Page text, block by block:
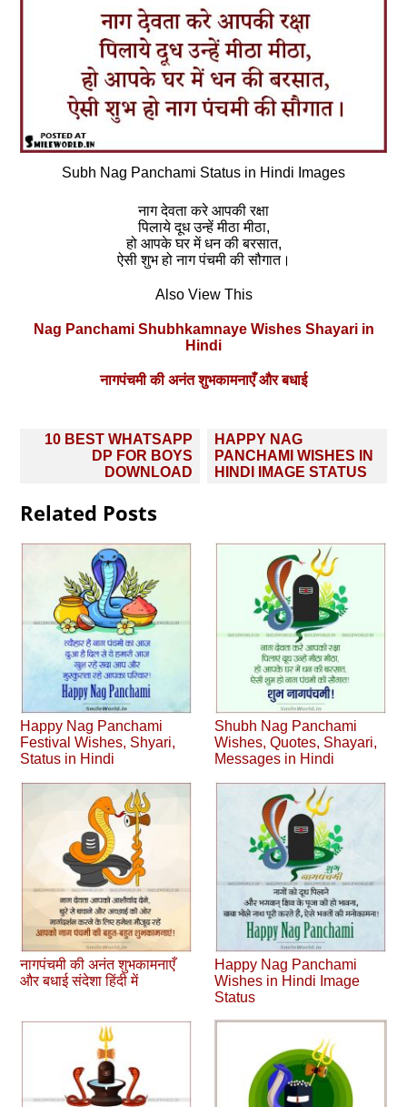
Subh Nag Panchami Status in Hindi Images
नाग देवता करे आपकी रक्षा
पिलाये दूध उन्हें मीठा मीठा,
हो आपके घर में धन की बरसात,
ऐसी शुभ हो नाग पंचमी की सौगात।
Also View This
Nag Panchami Shubhkamnaye Wishes Shayari in
Hindi
नागपंचमी की अनंत शुभकामनाएँ और बधाई
Post
navigation
10 BEST WHATSAPP
DP FOR BOYS
DOWNLOAD
HAPPY NAG
PANCHAMI WISHES IN
HINDI IMAGE STATUS
Related Posts
Happy Nag Panchami
Festival Wishes, Shyari,
Status in Hindi
Shubh Nag Panchami
Wishes, Quotes, Shayari,
Messages in Hindi
नागपंचमी की अनंत शुभकामनाएँ
और बधाई संदेशा हिंदी में
Happy Nag Panchami
Wishes in Hindi Image
Status